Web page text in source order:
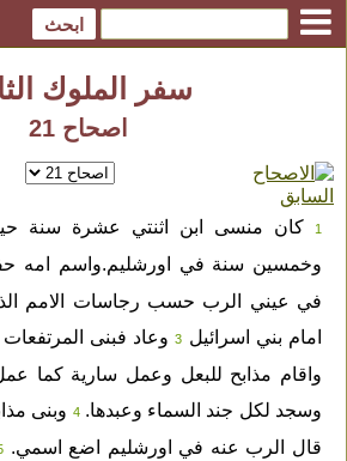
سفر الملوك
اصحاح 21
1كان منسى ابن اثنتي عشرة سنة
وخمسين سنة في اورشليم.واسم امه
في عيني الرب حسب رجاسات الامم
امام بني اسرائيل 3وعاد فبنى المرتفعات
واقام مذابح للبعل وعمل سارية كما
وسجد لكل جند السماء وعبدها. 4وبنى
قال الرب عنه في اورشليم اضع اسمي. 5